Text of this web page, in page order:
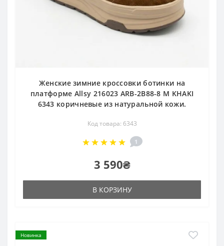
Женские зимние кроссовки ботинки на
платформе Allsy 216023 ARB-2B88-8 M KHAKI
6343 коричневые из натуральной кожи.
Код товара: 6343
1
3 590₴
В КОРЗИНУ
Новинка